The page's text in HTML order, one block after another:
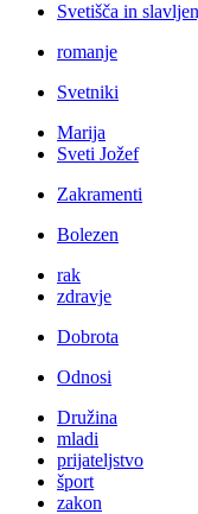
Svetišča in
romanje
Svetniki
Marija
Sveti Jožef
Zakramenti
Bolezen
rak
zdravje
Dobrota
Odnosi
Družina
mladi
prijateljstvo
šport
zakon